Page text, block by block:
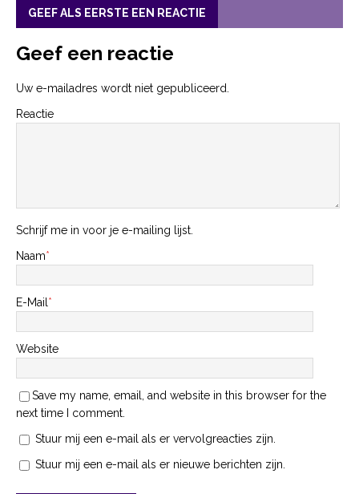
GEEF ALS EERSTE EEN REACTIE
Geef een reactie
Uw e-mailadres wordt niet gepubliceerd.
Reactie
Schrijf me in voor je e-mailing lijst.
Naam*
E-Mail *
Website
Save my name, email, and website in this browser for the
next time I comment.
Stuur mij een e-mail als er vervolgreacties zijn.
Stuur mij een e-mail als er nieuwe berichten zijn.